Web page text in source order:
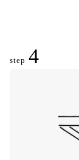
step 4